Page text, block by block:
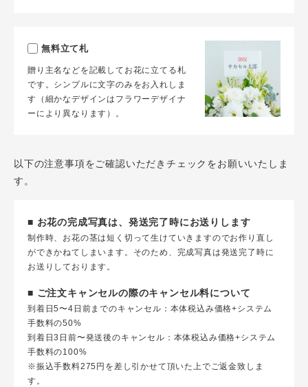
無料立て札
贈り主名などを記載してお花に立てる札
です。シンプルに文字のみをお入れしま
す（細かなデザインはフラワーデザイナ
ーにより異なります）。
以下の注意事項をご確認いただきチェックをお願いいたしま
す。
■ お花の完成写真は、発送完了時にお送りします
制作時、お花の茎は短く切って生けていきますのでお作り直し
ができかねてしまいます。そのため、完成写真は発送完了時に
お送りしております。
■ ご注文キャンセルの際のキャンセル料について
到着日5〜4日前までのキャンセル：本体税込み価格+システム
手数料の50%
到着日3日前〜発送後のキャンセル：本体税込み価格+システム
手数料の100%
※振込手数料275円を差し引かせて頂いた上でご返金致しま
す。